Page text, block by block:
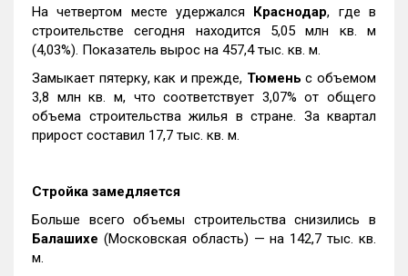
На четвертом месте удержался Краснодар, где в
строительстве сегодня находится 5,05 млн кв. м
(4,03%). Показатель вырос на 457,4 тыс. кв. м.
Замыкает пятерку, как и прежде, Тюмень с объемом
3,8 млн кв. м, что соответствует 3,07% от общего
объема строительства жилья в стране. За квартал
прирост составил 17,7 тыс. кв. м.
Стройка замедляется
Больше всего объемы строительства снизились в
Балашихе (Московская область) — на 142,7 тыс. кв.
м.